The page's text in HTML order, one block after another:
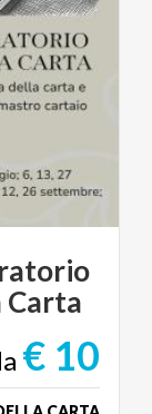
Carta
€ 10